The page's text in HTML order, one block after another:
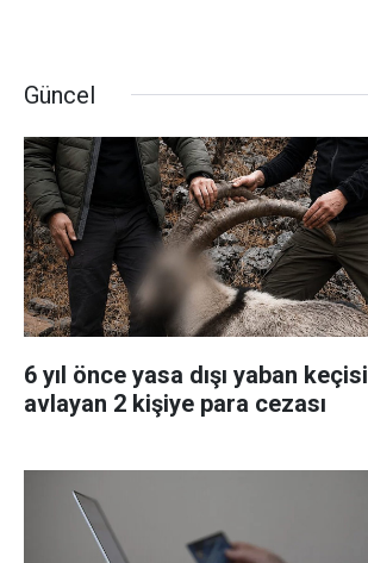
Güncel
6 yıl önce yasa dışı yaban keçisi
avlayan 2 kişiye para cezası